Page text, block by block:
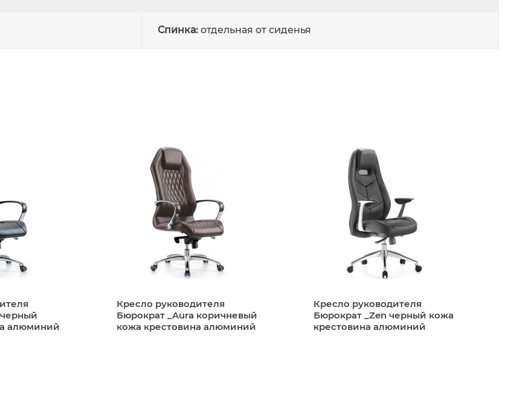
Спинка: отдельная от сиденья
мебель!
моделей всем существующим нормам и стандартам качества.
обязательства перед покупателем.
1 км,
алюминий
Кресло руководителя
Бюрократ _Aura коричневый
кожа крестовина алюминий
Кресло руководителя
Бюрократ _Zen черный кожа
крестовина алюминий